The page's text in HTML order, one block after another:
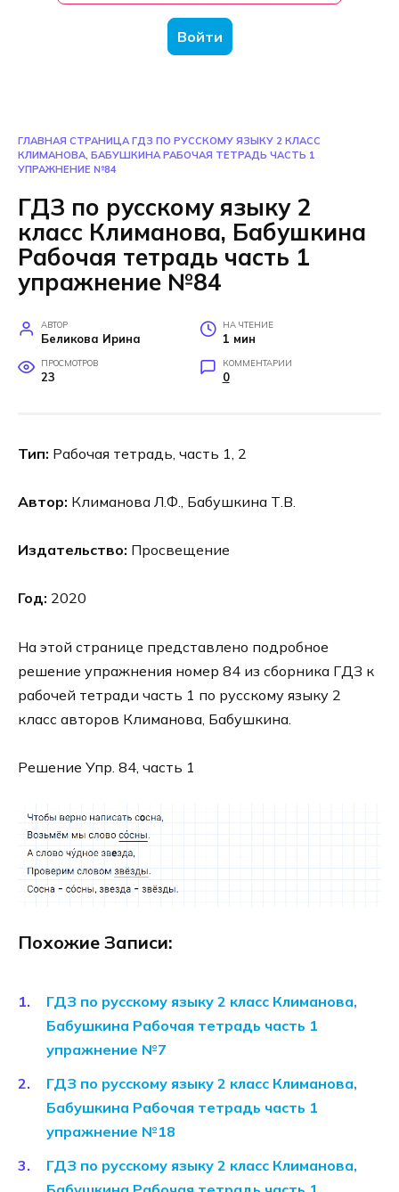
Войти
ГЛАВНАЯ СТРАНИЦА ГДЗ ПО РУССКОМУ ЯЗЫКУ 2 КЛАСС
КЛИМАНОВА, БАБУШКИНА РАБОЧАЯ ТЕТРАДЬ ЧАСТЬ 1
УПРАЖНЕНИЕ №84
ГДЗ по русскому языку 2
класс Климанова, Бабушкина
Рабочая тетрадь часть 1
упражнение №84
АВТОР
Беликова Ирина
НА ЧТЕНИЕ
1 мин
ПРОСМОТРОВ
23
КОММЕНТАРИИ
0
Тип: Рабочая тетрадь, часть 1, 2
Автор: Климанова Л.Ф., Бабушкина Т.В.
Издательство: Просвещение
Год: 2020
На этой странице представлено подробное
решение упражнения номер 84 из сборника ГДЗ к
рабочей тетради часть 1 по русскому языку 2
класс авторов Климанова, Бабушкина.
Решение Упр. 84, часть 1
Похожие Записи:
ГДЗ по русскому языку 2 класс Климанова,
Бабушкина Рабочая тетрадь часть 1
упражнение №7
ГДЗ по русскому языку 2 класс Климанова,
Бабушкина Рабочая тетрадь часть 1
упражнение №18
ГДЗ по русскому языку 2 класс Климанова,